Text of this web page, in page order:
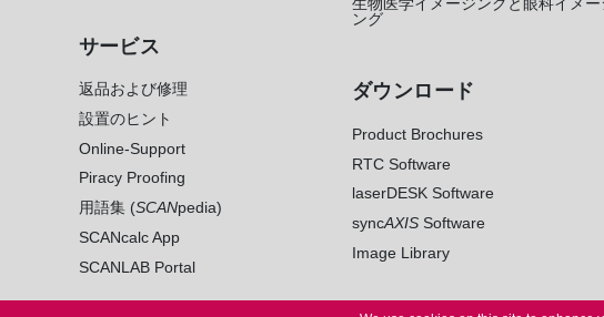
サービス
返品および修理
設置のヒント
Online-Support
Piracy Proofing
用語集 (SCANpedia)
SCANcalc App
SCANLAB Portal
ング
ダウンロード
Product Brochures
RTC Software
laserDESK Software
syncAXISSoftware
Image Library